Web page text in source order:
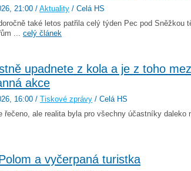
, 21:00 / Aktuality / Celá HS
také letos patřila celý týden Pec pod Sněžkou
... celý článek
upadnete z kola a je z toho
akce
, 16:00 / Tiskové zprávy / Celá HS
řečeno, ale realita byla pro všechny účastníky daleko
a vyčerpaná turistka